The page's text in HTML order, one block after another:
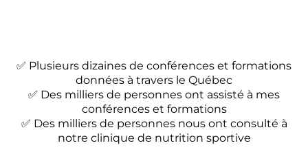
✅ Plusieurs dizaines de conférences et formations
données à travers le Québec
✅ Des milliers de personnes ont assisté à mes
conférences et formations
✅ Des milliers de personnes nous ont consulté à
notre clinique de nutrition sportive